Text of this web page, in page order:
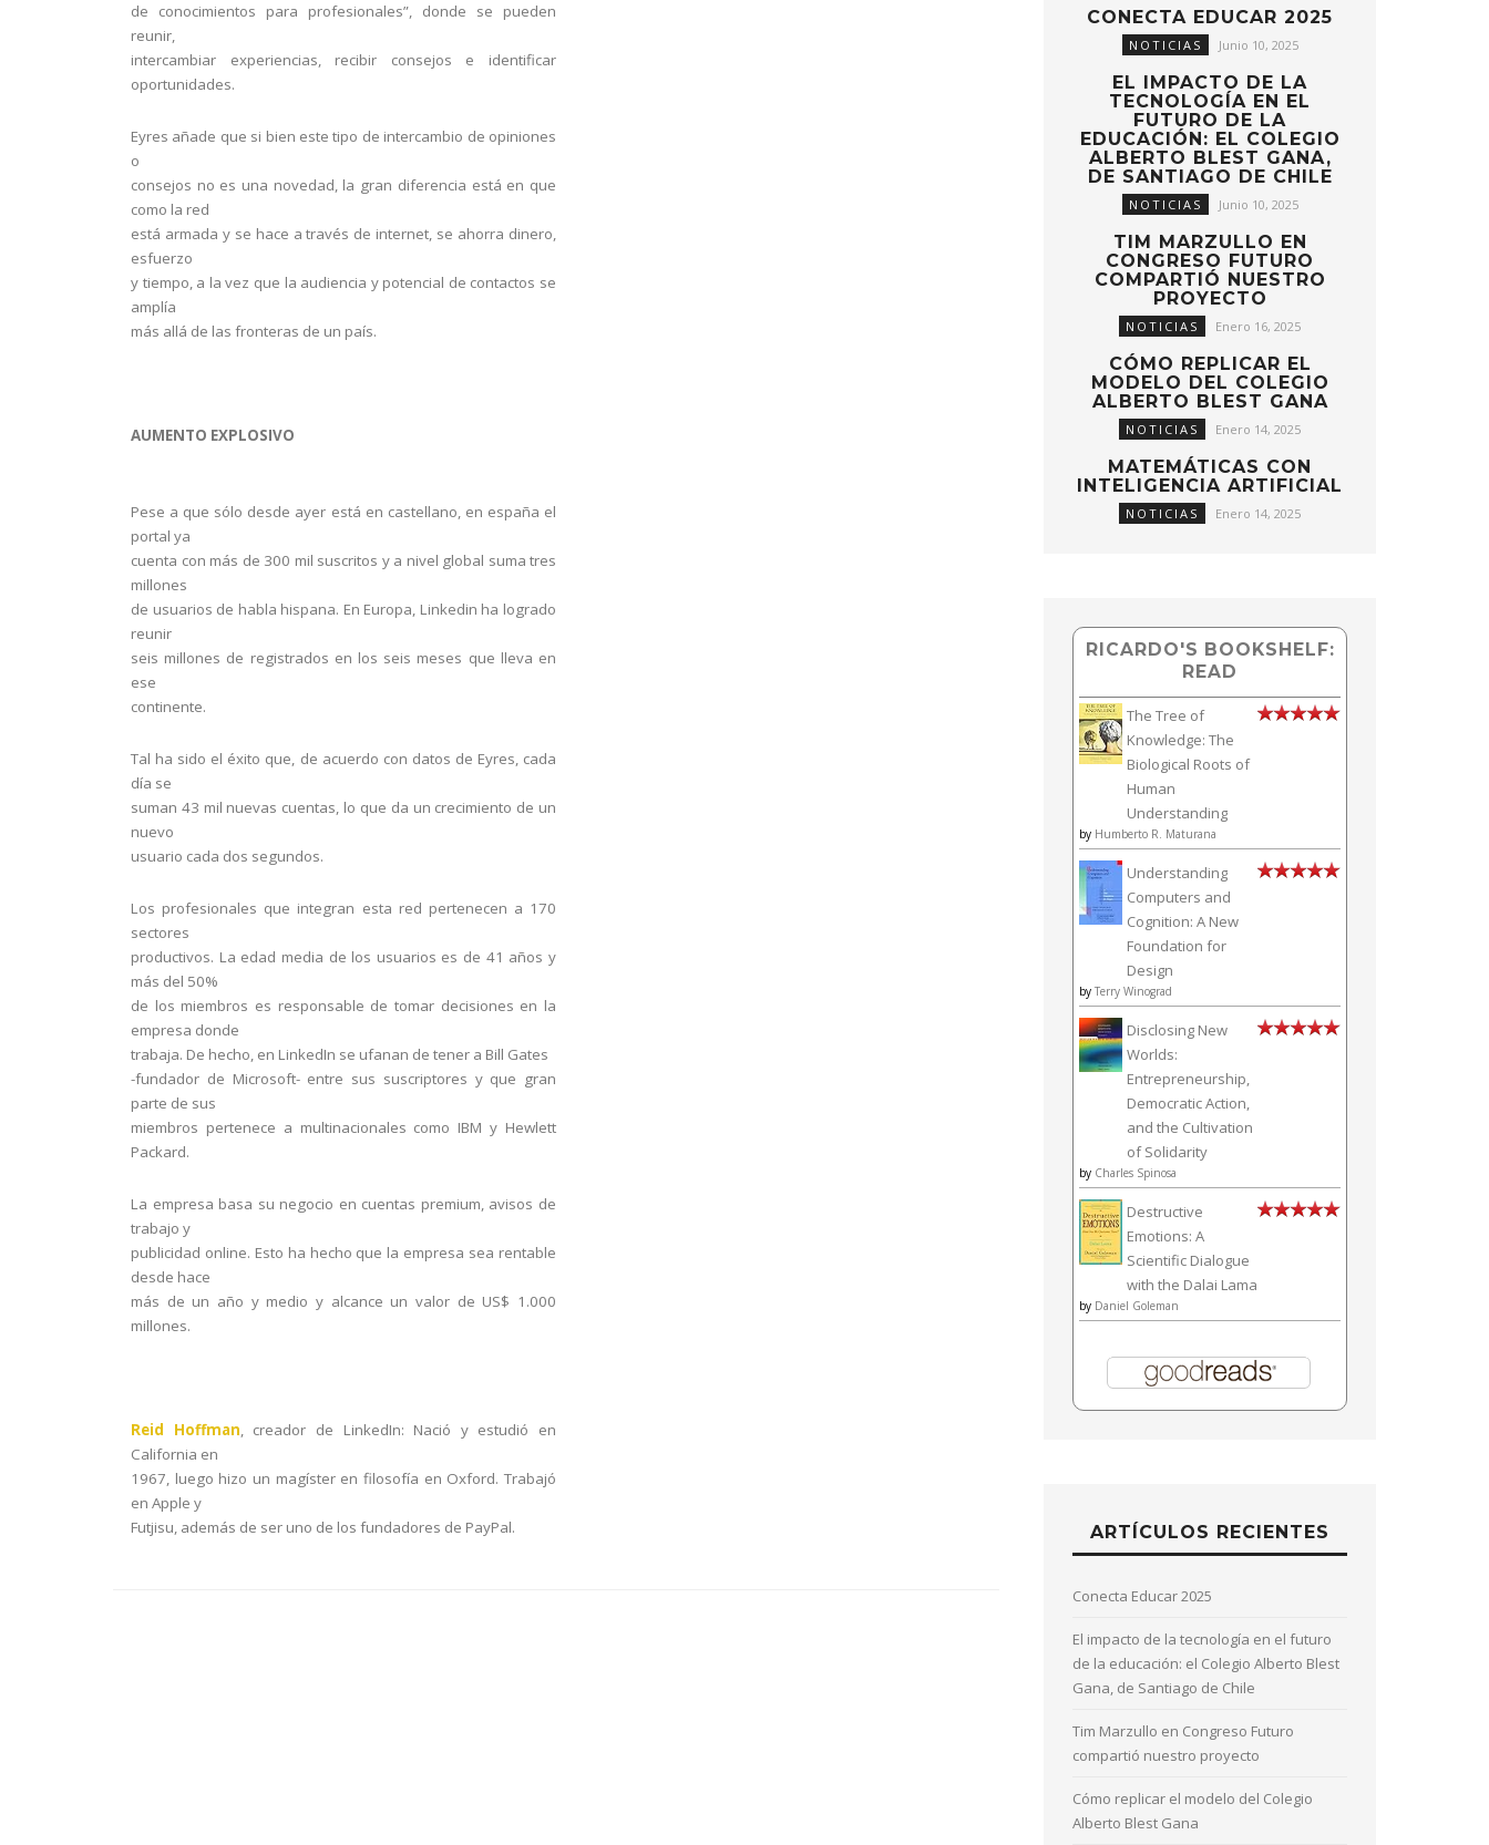
de conocimientos para profesionales”, donde se pueden
reunir,
intercambiar experiencias, recibir consejos e identificar
oportunidades.
Eyres añade que si bien este tipo de intercambio de opiniones
o
consejos no es una novedad, la gran diferencia está en que
como la red
está armada y se hace a través de internet, se ahorra dinero,
esfuerzo
y tiempo, a la vez que la audiencia y potencial de contactos se
amplía
más allá de las fronteras de un país.
AUMENTO EXPLOSIVO
Pese a que sólo desde ayer está en castellano, en españa el
portal ya
cuenta con más de 300 mil suscritos y a nivel global suma tres
millones
de usuarios de habla hispana. En Europa, Linkedin ha logrado
reunir
seis millones de registrados en los seis meses que lleva en
ese
continente.
Tal ha sido el éxito que, de acuerdo con datos de Eyres, cada
día se
suman 43 mil nuevas cuentas, lo que da un crecimiento de un
nuevo
usuario cada dos segundos.
Los profesionales que integran esta red pertenecen a 170
sectores
productivos. La edad media de los usuarios es de 41 años y
más del 50%
de los miembros es responsable de tomar decisiones en la
empresa donde
trabaja. De hecho, en LinkedIn se ufanan de tener a Bill Gates
-fundador de Microsoft- entre sus suscriptores y que gran
parte de sus
miembros pertenece a multinacionales como IBM y Hewlett
Packard.
La empresa basa su negocio en cuentas premium, avisos de
trabajo y
publicidad online. Esto ha hecho que la empresa sea rentable
desde hace
más de un año y medio y alcance un valor de US$ 1.000
millones.
Reid Hoffman, creador de LinkedIn: Nació y estudió en
California en
1967, luego hizo un magíster en filosofía en Oxford. Trabajó
en Apple y
Futjisu, además de ser uno de los fundadores de PayPal.
CONECTA EDUCAR 2025
NOTICIAS Junio 10, 2025
EL IMPACTO DE LA
TECNOLOGÍA EN EL
FUTURO DE LA
EDUCACIÓN: EL COLEGIO
ALBERTO BLEST GANA,
DE SANTIAGO DE CHILE
NOTICIAS Junio 10, 2025
TIM MARZULLO EN
CONGRESO FUTURO
COMPARTIÓ NUESTRO
PROYECTO
NOTICIAS Enero 16, 2025
CÓMO REPLICAR EL
MODELO DEL COLEGIO
ALBERTO BLEST GANA
NOTICIAS Enero 14, 2025
MATEMÁTICAS CON
INTELIGENCIA ARTIFICIAL
NOTICIAS Enero 14, 2025
RICARDO'S BOOKSHELF:
READ
The Tree of
Knowledge: The
Biological Roots of
Human
Understanding
by Humberto R. Maturana
Understanding
Computers and
Cognition: A New
Foundation for
Design
by Terry Winograd
Disclosing New
Worlds:
Entrepreneurship,
Democratic Action,
and the Cultivation
of Solidarity
by Charles Spinosa
Destructive
Emotions: A
Scientific Dialogue
with the Dalai Lama
by Daniel Goleman
ARTÍCULOS RECIENTES
Conecta Educar 2025
El impacto de la tecnología en el futuro
de la educación: el Colegio Alberto Blest
Gana, de Santiago de Chile
Tim Marzullo en Congreso Futuro
compartió nuestro proyecto
Cómo replicar el modelo del Colegio
Alberto Blest Gana